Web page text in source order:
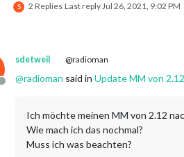
S 2 Replies Last replyJul 26, 2021, 9:02 PM
Offline
sdetweil @radioman
@radioman said in Update MM von
Ich möchte meinen MM von 2.12
Wie mach ich das nochmal?
Muss ich was beachten?